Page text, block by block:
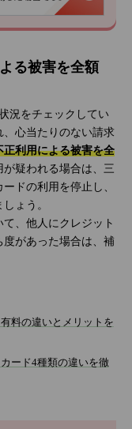
る被害を全額
況をチェックしてい
、心当たりのない請求
利用による被害を全
が疑われる場合は、三
ドの利用を停止し、
ょう。
、他人にクレジット
度があった場合は、補
料の違いとメリットを
ード4種類の違いを徹